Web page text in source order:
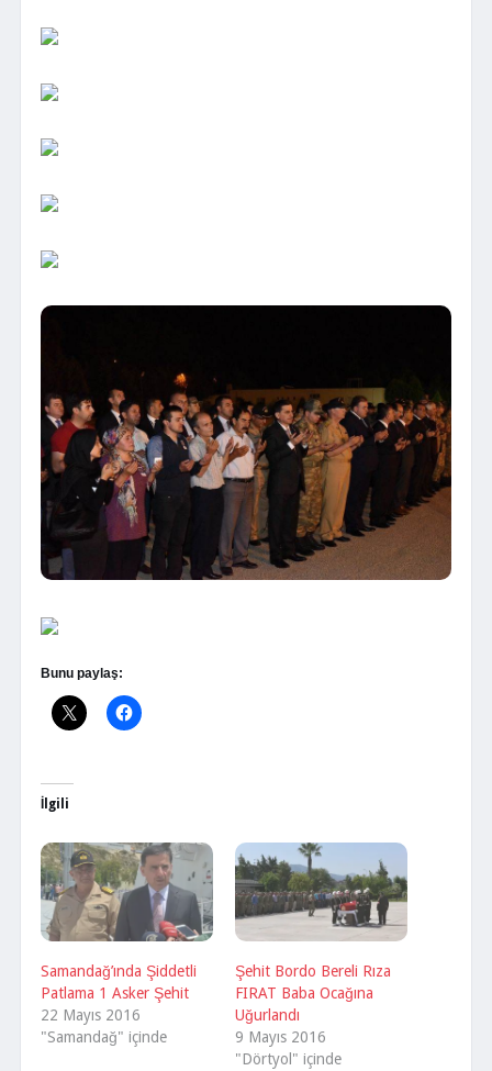
Bunu paylaş:
İlgili
Samandağ’ında Şiddetli
Patlama 1 Asker Şehit
22 Mayıs 2016
"Samandağ" içinde
Şehit Bordo Bereli Rıza
FIRAT Baba Ocağına
Uğurlandı
9 Mayıs 2016
"Dörtyol" içinde